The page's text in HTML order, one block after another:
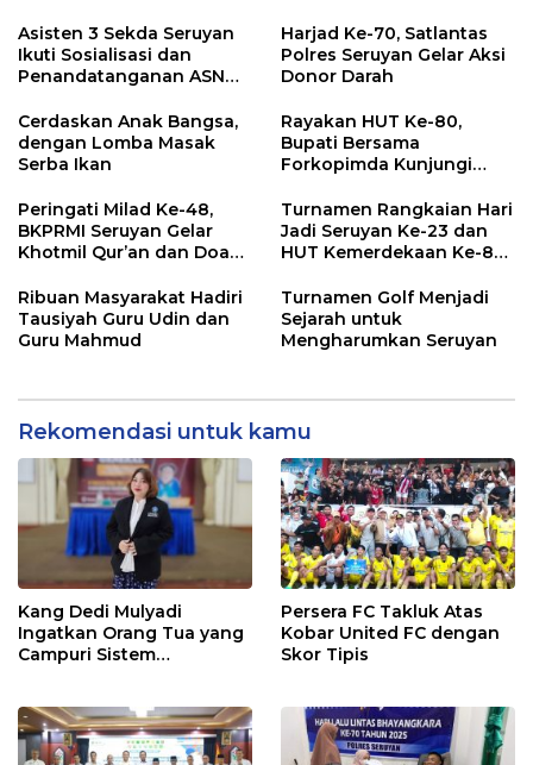
Antara Hak, Batas, dan
Etika Hukum Pendidikan
Asisten 3 Sekda Seruyan
Ikuti Sosialisasi dan
Penandatanganan ASN
Harjad Ke-70, Satlantas
Polres Seruyan Gelar Aksi
Donor Darah
Cerdaskan Anak Bangsa,
dengan Lomba Masak
Serba Ikan
Rayakan HUT Ke-80,
Bupati Bersama
Forkopimda Kunjungi
Peringati Milad Ke-48,
BKPRMI Seruyan Gelar
Khotmil Qur’an dan Doa
Turnamen Rangkaian Hari
Jadi Seruyan Ke-23 dan
HUT Kemerdekaan Ke-80
Ribuan Masyarakat Hadiri
Tausiyah Guru Udin dan
Guru Mahmud
Turnamen Golf Menjadi
Sejarah untuk
Mengharumkan Seruyan
Rekomendasi untuk kamu
Kang Dedi Mulyadi
Ingatkan Orang Tua yang
Campuri Sistem
Etika Hukum Pendidikan
Persera FC Takluk Atas
Kobar United FC dengan
Skor Tipis